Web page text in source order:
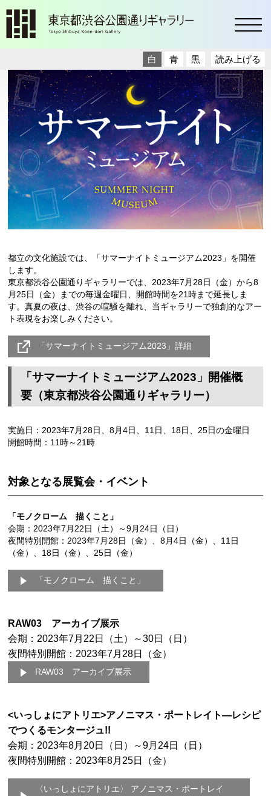
読み上げる
白 青 黒
都立の文化施設では、「サマーナイトミュージアム2023」を開催
します。
東京都渋谷公園通りギャラリーでは、2023年7月28日（金）から8
月25日（金）までの毎週金曜日、開館時間を21時まで延長しま
す。真夏の夜は、渋谷の喧騒を離れ、当ギャラリーで独創的なアー
ト表現をお楽しみください。
「サマーナイトミュージアム2023」詳細
「サマーナイトミュージアム2023」開催概
要（東京都渋谷公園通りギャラリー）
実施日：2023年7月28日、8月4日、11日、18日、25日の金曜日
開館時間：11時～21時
対象となる展覧会・イベント
「モノクローム 描くこと」
会期：2023年7月22日（土）～9月24日（日）
夜間特別開館：2023年7月28日（金）、8月4日（金）、11日
（金）、18日（金）、25日（金）
「モノクローム 描くこと」
RAW03 アーカイブ展示
会期：2023年7月22日（土）～30日（日）
夜間特別開館：2023年7月28日（金）
RAW03 アーカイブ展示
<いっしょにアトリエ>アノニマス・ポートレイト―レシピ
でつくるモンタージュ!!
会期：2023年8月20日（日）～9月24日（日）
夜間特別開館：2023年8月25日（金）
〈いっしょにアトリエ〉 アノニマス・ポートレイ